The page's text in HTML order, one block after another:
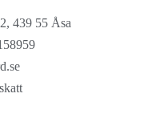
439 55 Åsa